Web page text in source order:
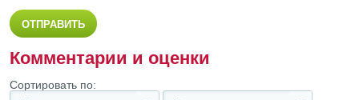
Комментарии и оценки
Сортировать по: